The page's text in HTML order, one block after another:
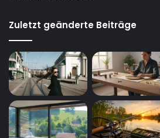
Zuletzt geänderte Beiträge